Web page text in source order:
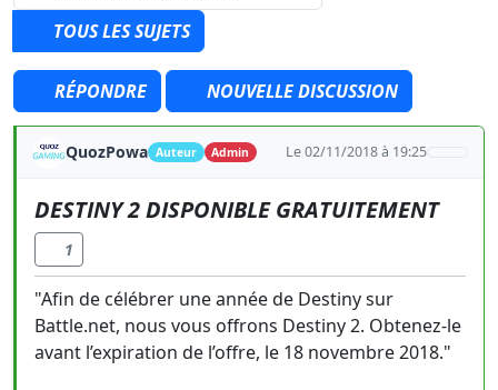
TOUS LES SUJETS
RÉPONDRE NOUVELLE DISCUSSION
QuozPowa Auteur Admin Le 02/11/2018 à 19:25
DESTINY 2 DISPONIBLE GRATUITEMENT
1
"Afin de célébrer une année de Destiny sur
Battle.net, nous vous offrons Destiny 2. Obtenez-le
avant l’expiration de l’offre, le 18 novembre 2018."